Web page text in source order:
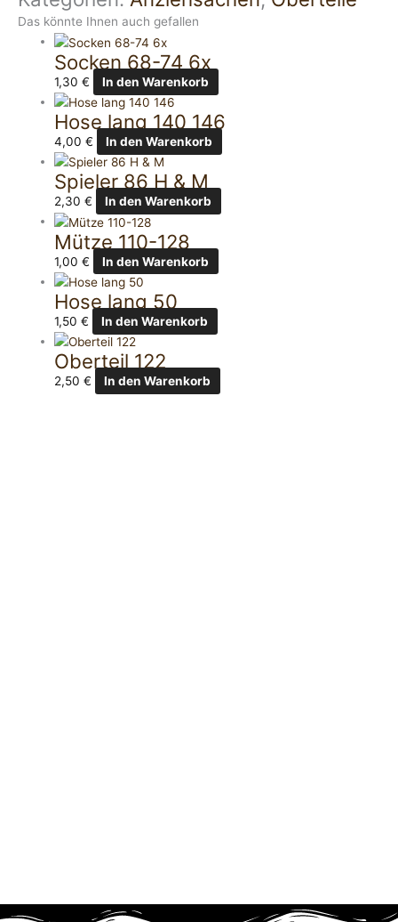
Das könnte Ihnen auch gefallen
Socken 68-74 6x
1,30€ In den Warenkorb
Hose lang 140 146
4,00€ In den Warenkorb
Spieler 86 H & M
2,30€ In den Warenkorb
Mütze 110-128
1,00€ In den Warenkorb
Hose lang 50
1,50€ In den Warenkorb
Oberteil 122
2,50€ In den Warenkorb